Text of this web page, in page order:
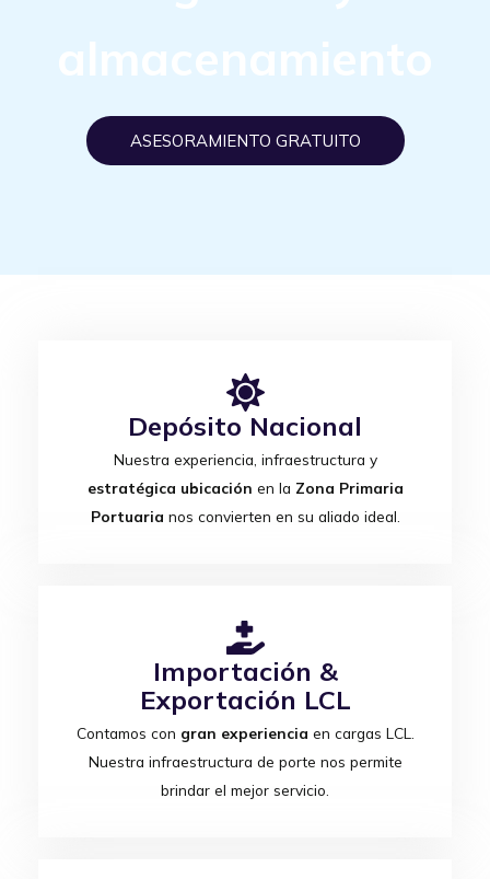
almacenamiento
ASESORAMIENTO GRATUITO
Depósito Nacional
Nuestra experiencia, infraestructura y
estratégica ubicación en la Zona Primaria
Portuaria nos convierten en su aliado ideal.
Importación &
Exportación LCL
Contamos con gran experiencia en cargas LCL.
Nuestra infraestructura de porte nos permite
brindar el mejor servicio.